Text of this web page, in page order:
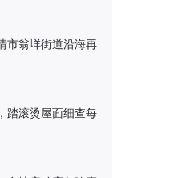
市翁垟街道沿海再
踏滚烫屋面细查每